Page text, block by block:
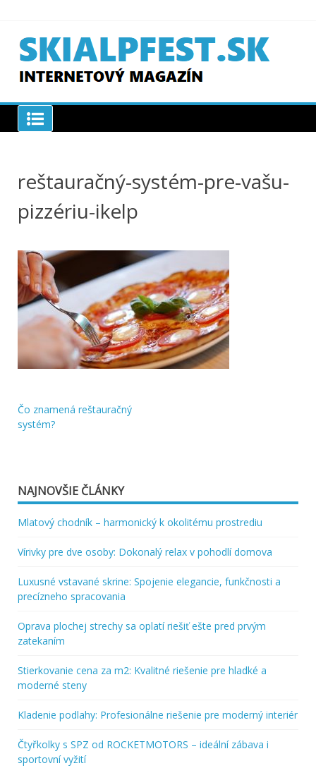
content
SKIAPLFEST.SK
reštauračný-systém-pre-vašu-
pizzériu-ikelp
Navigácia
Čo znamená reštauračný
systém?
NAJNOVŠIE ČLÁNKY
Mlatový chodník – harmonický k okolitému prostrediu
Vírivky pre dve osoby: Dokonalý relax v pohodlí domova
Luxusné vstavané skrine: Spojenie elegancie, funkčnosti a
precízneho spracovania
Oprava plochej strechy sa oplatí riešiť ešte pred prvým
zatekaním
Stierkovanie cena za m2: Kvalitné riešenie pre hladké a
moderné steny
Kladenie podlahy: Profesionálne riešenie pre moderný interiér
Čtyřkolky s SPZ od ROCKETMOTORS – ideální zábava i
sportovní vyžití